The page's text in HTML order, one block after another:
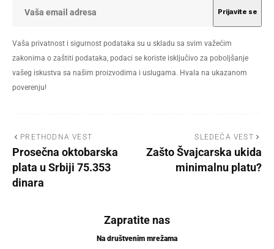
Vaša privatnost i sigurnost podataka su u skladu sa svim važećim
zakonima o zaštiti podataka, podaci se koriste isključivo za poboljšanje
vašeg iskustva sa našim proizvodima i uslugama. Hvala na ukazanom
poverenju!
PRETHODNA VEST
Prosečna oktobarska
plata u Srbiji 75.353
dinara
SLEDEĆA VEST
Zašto Švajcarska ukida
minimalnu platu?
Zapratite nas
Na društvenim mrežama